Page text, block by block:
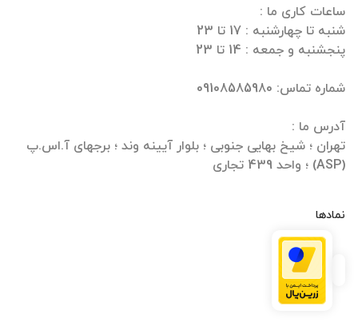
تهران ؛ شیخ بهایی جنوبی ؛ بلوار آیینه وند ؛ برجهای آ.اس.پ
(ASP) ؛ واحد 439 تجاری
نمادها